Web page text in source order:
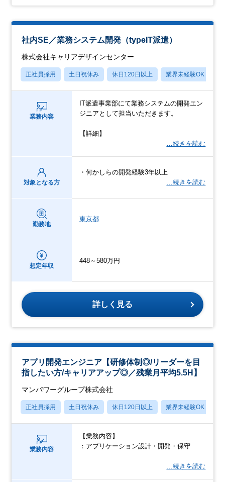
社内SE／業務システム開発（typeIT派遣）
株式会社キャリアデザインセンター
正社員採用 土日祝休み 休日120日以上 業界未経験OK
業務内容
IT派遣事業部にて業務システムの開発エン
ジニアとして担当いただきます。
【詳細】
…続きを読む
対象となる方
・何かしらの開発経験3年以上
…続きを読む
勤務地
東京都
想定年収
448～580万円
詳しく見る
アプリ開発エンジニア【研修体制◎/リーダーを目
指したい方/キャリアアップ◎／残業月平均5.5H】
マンパワーグループ株式会社
正社員採用 土日祝休み 休日120日以上 業界未経験OK
業務内容
【業務内容】
：アプリケーション設計・開発・保守
…続きを読む